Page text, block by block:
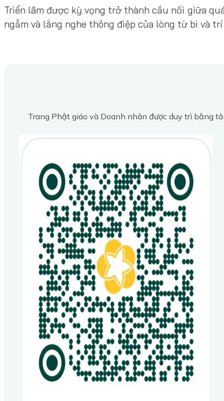
Triển lãm được kỳ vọng trở thành cầu nối giữa
ngẫm và lắng nghe thông điệp của lòng từ bi và
Trang Phật giáo và Doanh nhân được duy trì bằng